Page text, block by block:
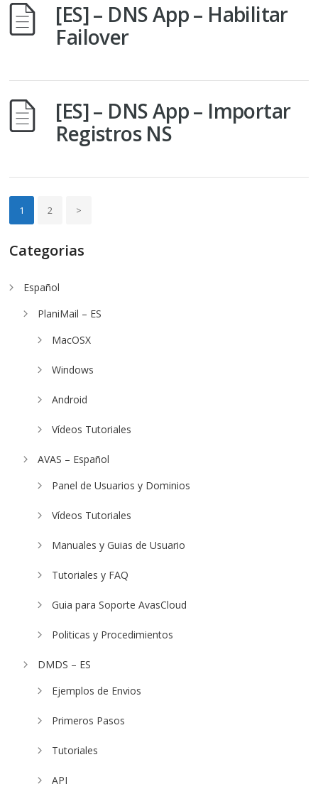
[ES] – DNS App – Habilitar
Failover
[ES] – DNS App – Importar
Registros NS
1 2 >
Categorias
Español
PlaniMail – ES
MacOSX
Windows
Android
Vídeos Tutoriales
AVAS – Español
Panel de Usuarios y Dominios
Vídeos Tutoriales
Manuales y Guias de Usuario
Tutoriales y FAQ
Guia para Soporte AvasCloud
Politicas y Procedimientos
DMDS – ES
Ejemplos de Envios
Primeros Pasos
Tutoriales
API